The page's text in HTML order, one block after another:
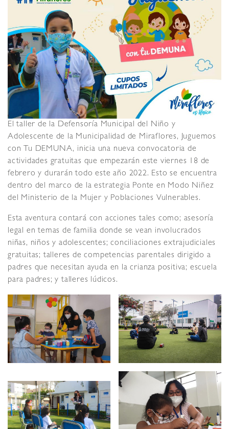
El taller de la Defensoría Municipal del Niño y
Adolescente de la Municipalidad de Miraflores, Juguemos
con Tu DEMUNA, inicia una nueva convocatoria de
actividades gratuitas que empezarán este viernes 18 de
febrero y durarán todo este año 2022. Esto se encuentra
dentro del marco de la estrategia Ponte en Modo Niñez
del Ministerio de la Mujer y Poblaciones Vulnerables.
Esta aventura contará con acciones tales como; asesoría
legal en temas de familia donde se vean involucrados
niñas, niños y adolescentes; conciliaciones extrajudiciales
gratuitas; talleres de competencias parentales dirigido a
padres que necesitan ayuda en la crianza positiva; escuela
para padres; y talleres lúdicos.